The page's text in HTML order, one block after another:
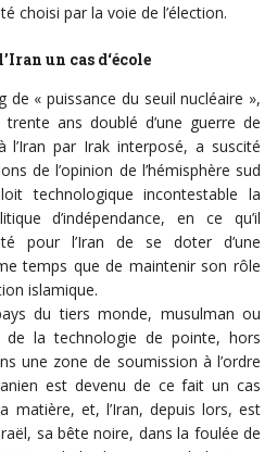
choisi par la voie de l’élection.
un cas d‘école
de « puissance du seuil nucléaire »,
ans doublé d’une guerre de
par Irak interposé, a suscité
de l’opinion de l’hémisphère sud
technologique incontestable la
d’indépendance, en ce qu’il
pour l’Iran de se doter d’une
temps que de maintenir son rôle
islamique.
du tiers monde, musulman ou
la technologie de pointe, hors
une zone de soumission à l’ordre
est devenu de ce fait un cas
matière, et, l’Iran, depuis lors, est
sa bête noire, dans la foulée de